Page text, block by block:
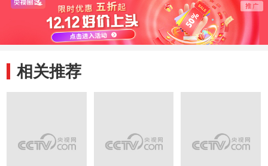
近千天津魂安息在
边陲之地的秘密而
踏上旅途
占新疆 为何英俄
双方都试图拉拢
他？
防为
排众
持
相关推荐